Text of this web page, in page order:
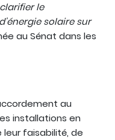
le
solaire sur
au Sénat dans les
au
installations en
faisabilité, de